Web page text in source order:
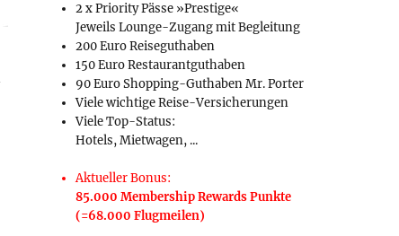
2 x Priority Pässe »Prestige«
Jeweils Lounge-Zugang mit Begleitung
200 Euro Reiseguthaben
150 Euro Restaurantguthaben
90 Euro Shopping-Guthaben Mr. Porter
Viele wichtige Reise-Versicherungen
Viele Top-Status:
Hotels, Mietwagen, ...
Aktueller Bonus:
85.000 Membership Rewards Punkte
(=68.000 Flugmeilen)